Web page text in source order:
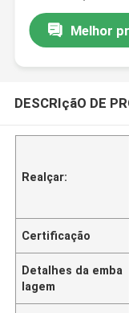
Melhor
DESCRIçãO DE
Realçar:
Certificação
Detalhes da emba
lagem